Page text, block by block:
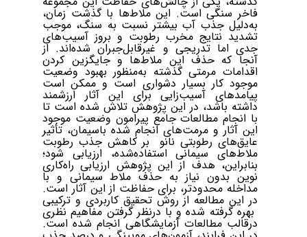
فاخر سنگی است. این ملاط‌ها با گذشت زمان،
به‌دلیل جذب آب بیشتر نسبت به سنگ، موجب
تشدید نتایج مخرب رطوبت و بروز آسیب‌های
جدی اما تدریجی و غیرقابل‌جبران شده‌اند. از
آنجا که حذف این ملاط‌ها و جایگزین کردن
اقدامات مرمتی گذشته به‌منظور بهبود وضعیت
موجود کار بسیار دشواری است و ممکن است
پیامدهای آسیب‌زایی برای این آثار ارزشمند
داشته باشد، در این پژوهش تلاش شده است تا
با انجام مطالعات جامع پیرامون وضعیت موجود
این آثار و مرمت‌های انجام شده باسیمان، تأثیر
عایق‌های رطوبتی نانو بر کاهش جذب رطوبت
ملاط‌های سیمانی استفاده‌‌شده، ارزیابی شود؛
بنابراین، هدف از این پژوهش ارزیابی راه‌کاری
نوین بدون نیاز به حذف ملاط سیمانی و با
مداخله محدودتر، برای حفاظت از این آثار است.
در این مطالعه از روش تحقیق کاربردی و ترکیبی
بهره گرفته شده و با در‌نظر گرفتن مفاهیم نظری
درقالب مطالعات آزمایشگاهی انجام شده است.